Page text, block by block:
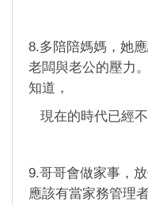
8.多陪陪媽媽，她
老闆與老公的壓力
知道，
現在的時代已經
9.哥哥會做家事，
應該有當家務管理